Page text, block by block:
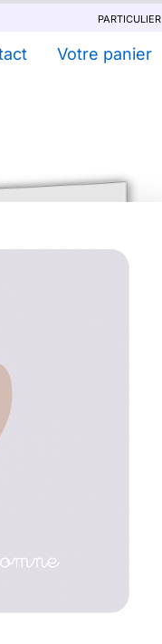
particulier
Votre panier